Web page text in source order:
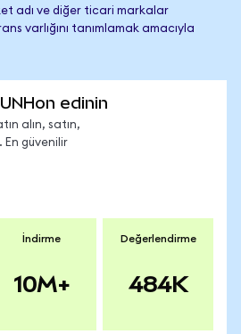
adı ve diğer ticari markalar
varlığını tanımlamak amacıyla
edinin
alın, satın,
güvenilir
İndirme
10M+
Değerlendirme
484K